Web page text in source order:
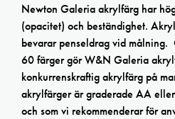
Newton Galeria akrylfärg har
(opacitet) och beständighet.
bevarar penseldrag vid
60 färger gör W&N Galeria
konkurrenskraftig akrylfärg på
akrylfärger är graderade AA
och som vi rekommenderar för